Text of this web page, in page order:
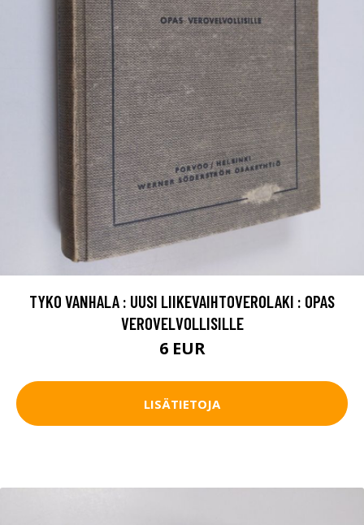
TYKO VANHALA : UUSI LIIKEVAIHTOVEROLAKI : OPAS
VEROVELVOLLISILLE
6 EUR
LISÄTIETOJA